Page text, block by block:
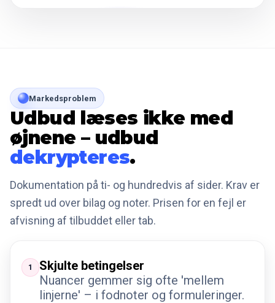
Markedsproblem
Udbud læses ikke med
øjnene – udbud
dekrypteres.
Dokumentation på ti- og hundredvis af sider. Krav er
spredt ud over bilag og noter. Prisen for en fejl er
afvisning af tilbuddet eller tab.
1
Skjulte betingelser
Nuancer gemmer sig ofte 'mellem
linjerne' – i fodnoter og formuleringer.